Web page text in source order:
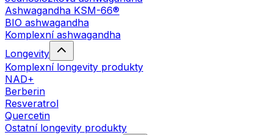
Ashwagandha KSM-66®
BIO ashwagandha
Komplexní ashwagandha
Longevity
Komplexní longevity produkty
NAD+
Berberin
Resveratrol
Quercetin
Ostatní longevity produkty